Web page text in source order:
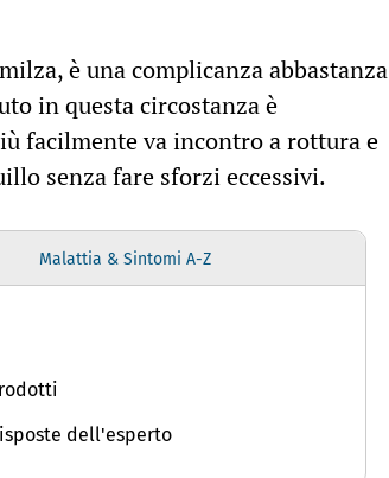
è una complicanza abbastanza
in questa circostanza è
facilmente va incontro a rottura e
senza fare sforzi eccessivi.
Malattia & Sintomi A-Z
dell'esperto